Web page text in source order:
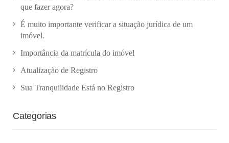
que fazer agora?
É muito importante verificar a situação jurídica de um
imóvel.
Importância da matrícula do imóvel
Atualização de Registro
Sua Tranquilidade Está no Registro
Categorias